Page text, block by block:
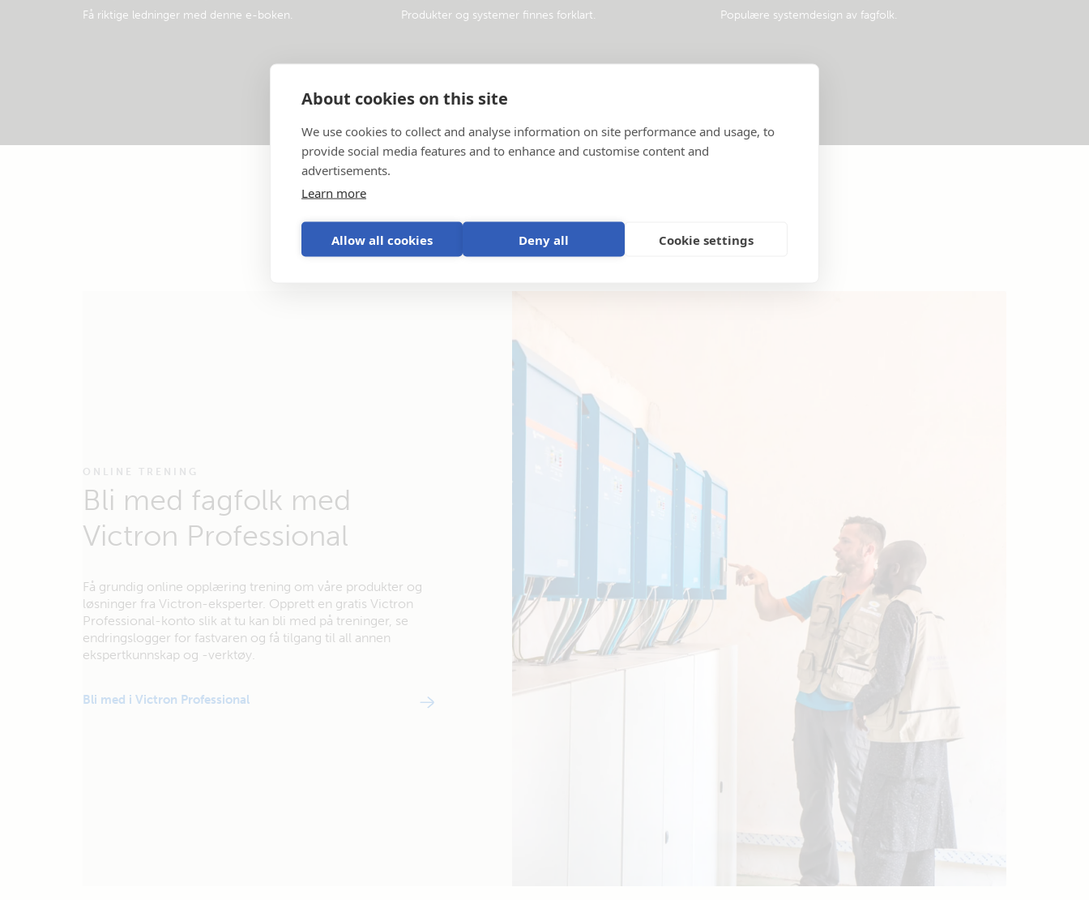
About cookies on this site
We use cookies to collect and analyse information on site performance and usage, to
provide social media features and to enhance and customise content and
advertisements.
Learn more
Allow all cookies Deny all Cookie settings
Få riktige ledninger med denne e-boken. Produkter og systemer finnes forklart. Populære systemdesign av fagfolk.
ONLINE TRENING
Bli med fagfolk med
Victron Professional
Få grundig online opplæring trening om våre produkter og
løsninger fra Victron-eksperter. Opprett en gratis Victron
Professional-konto slik at tu kan bli med på treninger, se
endringslogger for fastvaren og få tilgang til all annen
ekspertkunnskap og -verktøy.
Bli med i Victron Professional